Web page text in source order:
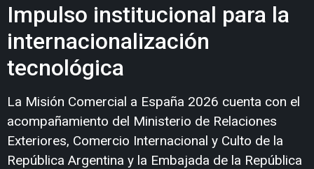
Impulso institucional para la
internacionalización
tecnológica
La Misión Comercial a España 2026 cuenta con el
acompañamiento del Ministerio de Relaciones
Exteriores, Comercio Internacional y Culto de la
República Argentina y la Embajada de la República